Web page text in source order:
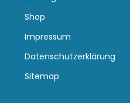
Shop
Impressum
Datenschutzerklärung
Sitemap